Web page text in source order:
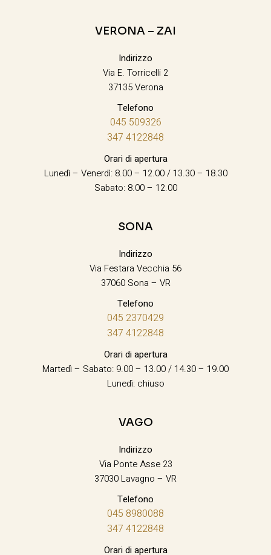
VERONA – ZAI
Indirizzo
Via E. Torricelli 2
37135 Verona
Telefono
045 509326
347 4122848
Orari di apertura
Lunedì – Venerdì: 8.00 – 12.00 / 13.30 – 18.30
Sabato: 8.00 – 12.00
SONA
Indirizzo
Via Festara Vecchia 56
37060 Sona – VR
Telefono
045 2370429
347 4122848
Orari di apertura
Martedì – Sabato: 9.00 – 13.00 / 14.30 – 19.00
Lunedì: chiuso
VAGO
Indirizzo
Via Ponte Asse 23
37030 Lavagno – VR
Telefono
045 8980088
347 4122848
Orari di apertura